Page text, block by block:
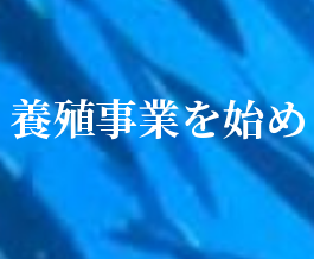
養殖事業を始